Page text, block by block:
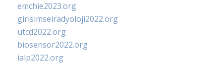
emchie2023.org
girisimselradyoloji2022.org
utcd2022.org
biosensor2022.org
ialp2022.org